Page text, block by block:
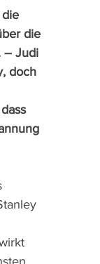
die
die
– Judi
doch